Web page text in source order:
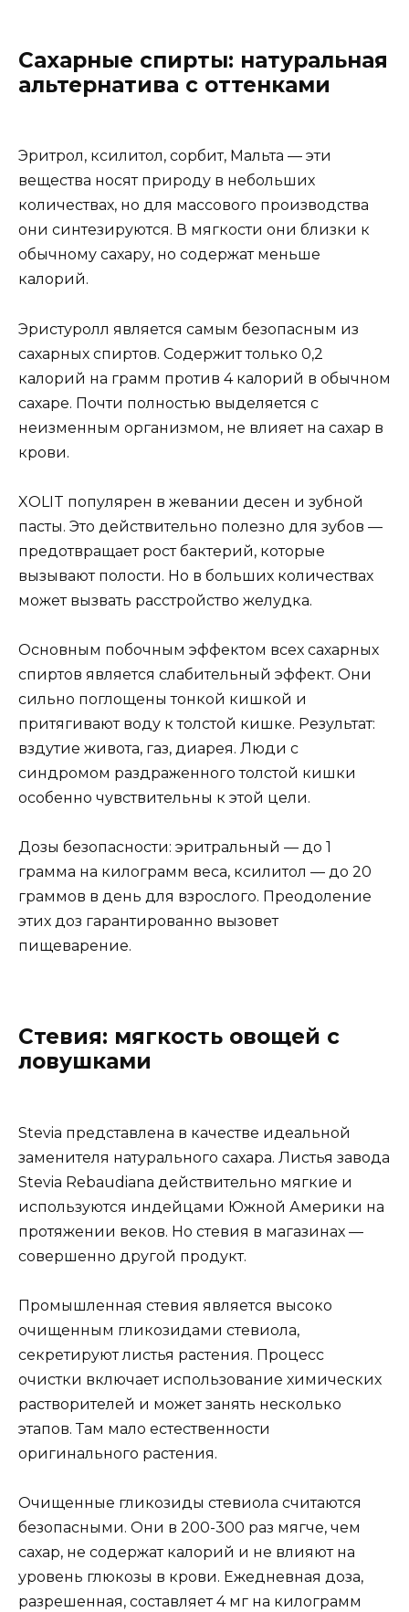
Сахарные спирты: натуральная
альтернатива с оттенками
Эритрол, ксилитол, сорбит, Мальта — эти
вещества носят природу в небольших
количествах, но для массового производства
они синтезируются. В мягкости они близки к
обычному сахару, но содержат меньше
калорий.
Эристуролл является самым безопасным из
сахарных спиртов. Содержит только 0,2
калорий на грамм против 4 калорий в обычном
сахаре. Почти полностью выделяется с
неизменным организмом, не влияет на сахар в
крови.
XOLIT популярен в жевании десен и зубной
пасты. Это действительно полезно для зубов —
предотвращает рост бактерий, которые
вызывают полости. Но в больших количествах
может вызвать расстройство желудка.
Основным побочным эффектом всех сахарных
спиртов является слабительный эффект. Они
сильно поглощены тонкой кишкой и
притягивают воду к толстой кишке. Результат:
вздутие живота, газ, диарея. Люди с
синдромом раздраженного толстой кишки
особенно чувствительны к этой цели.
Дозы безопасности: эритральный — до 1
грамма на килограмм веса, ксилитол — до 20
граммов в день для взрослого. Преодоление
этих доз гарантированно вызовет
пищеварение.
Стевия: мягкость овощей с
ловушками
Stevia представлена в качестве идеальной
заменителя натурального сахара. Листья завода
Stevia Rebaudiana действительно мягкие и
используются индейцами Южной Америки на
протяжении веков. Но стевия в магазинах —
совершенно другой продукт.
Промышленная стевия является высоко
очищенным гликозидами стевиола,
секретируют листья растения. Процесс
очистки включает использование химических
растворителей и может занять несколько
этапов. Там мало естественности
оригинального растения.
Очищенные гликозиды стевиола считаются
безопасными. Они в 200-300 раз мягче, чем
сахар, не содержат калорий и не влияют на
уровень глюкозы в крови. Ежедневная доза,
разрешенная, составляет 4 мг на килограмм